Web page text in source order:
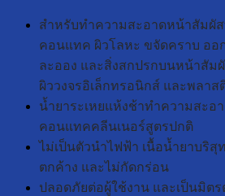
สำหรับทำความสะอาดหน้าสัมผั
คอนแทค ผิวโลหะ ขจัดคราบ ออ
ละออง และสิ่งสกปรกบนหน้าสัม
ผิววงจรอิเล็กทรอนิกส์ และพลา
น้ำยาระเหยแห้งช้าทำความสะอ
คอนแทคคลีนเนอร์สูตรปกติ
ไม่เป็นตัวนำไฟฟ้า เนื้อน้ำยาบริสุ
ตกค้าง และไม่กัดกร่อน
ปลอดภัยต่อผู้ใช้งาน และเป็นมิต